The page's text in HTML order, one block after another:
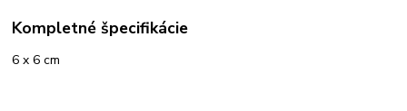
Kompletné špecifikácie
6 x 6 cm